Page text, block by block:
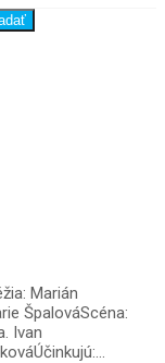
Marián
ŠpalováScéna:
Ivan